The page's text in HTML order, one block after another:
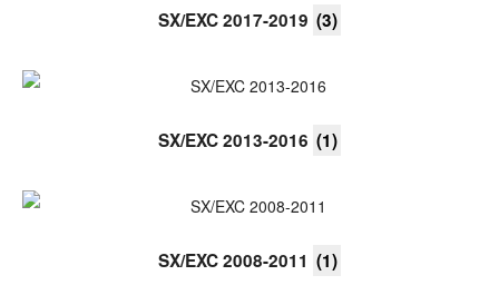
SX/EXC 2017-2019 (3)
SX/EXC 2013-2016 (1)
SX/EXC 2008-2011 (1)